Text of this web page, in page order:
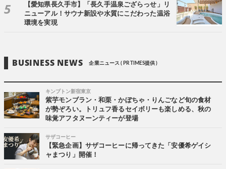
【愛知県長久手市】「長久手温泉ござらっせ」リ
ニューアル！サウナ新設や水質にこだわった温浴
環境を実現
BUSINESS NEWS 企業ニュース ( PR TIMES提供 )
キンプトン新宿東京
紫芋モンブラン・和栗・かぼちゃ・りんごなど旬の食材
が勢ぞろい。トリュフ香るセイボリーも楽しめる、秋の
味覚アフタヌーンティーが登場
サザコーヒー
【緊急企画】サザコーヒーに帰ってきた「安優希ゲイシ
ャまつり」開催！